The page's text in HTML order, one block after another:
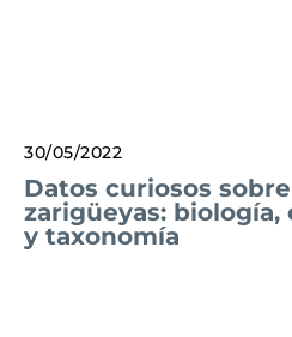
30/05/2022
Datos curiosos
zarigüeyas: biología,
y taxonomía